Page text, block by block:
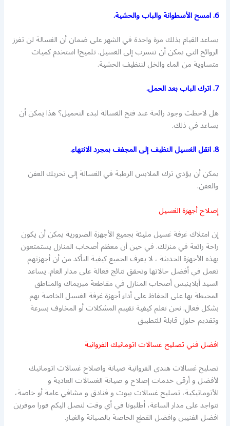
6. امسح الأسطوانة والباب والحشية.
يساعد القيام بذلك مرة واحدة في الشهر على ضمان أن الغسالة لن تفرز
الروائح التي يمكن أن تتسرب إلى الغسيل. تلميح! استخدم كميات
متساوية من الماء والخل لتنظيف الحشية.
7. اترك الباب بعد الحمل.
هل لاحظت وجود رائحة عند فتح الغسالة لبدء التحميل؟ هذا يمكن أن
يساعد في ذلك.
8. انقل الغسيل النظيف إلى المجفف بمجرد الانتهاء.
يمكن أن يؤدي ترك الملابس الرطبة في الغسالة إلى تحريك العفن
والعفن.
إصلاح أجهزة الغسيل
إن امتلاك غرفة غسيل مليئة بجميع الأجهزة الضرورية يمكن أن يكون
راحة رائعة في منزلك. في حين أن معظم أصحاب المنازل يستمتعون
بهذه الأجهزة الحديثة ، لا يعرف الجميع كيفية التأكد من أن أجهزتهم
تعمل في أفضل حالاتها وتحقق نتائج فعالة على مدار العام. يساعد
السيد أبلاينيس أصحاب المنازل في مقاطعة ميريماك والمناطق
المحيطة بها على الحفاظ على أداء أجهزة غرفة الغسيل الخاصة بهم
بشكل فعال. نحن نعلم كيفية تقييم المشكلات أو المخاوف بسرعة
وتقديم حلول قابلة للتطبيق
افضل فني تصليح غسالات اتومانيك الفروانية
تصليح غسالات هندي الفروانية صيانة واصلاح غسالات اتوماتيك
لأفضل و أرقى خدمات إصلاح و صيانة الغسالات العادية و
الأتوماتيكية، تصليح غسالات بيوت و فنادق و مشافي عامة أو خاصة،
نتواجد على مدار الساعة، أطلبونا في أي وقت لنصل اليكم فورا موفرين
افضل الفنيين وافضل القطع الخاصة بالصيانة والغيار.